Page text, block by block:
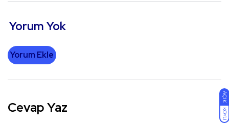
AÇIK
KOYU
Yorum Yok
Yorum Ekle
Cevap Yaz